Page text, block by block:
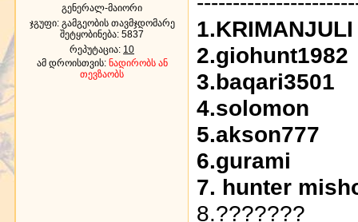
გენერალ-მაიორი
ჯგუფი: გამგეობის თავმჯდომარე
შეტყობინება: 5837
რეპუტაცია: 10
ამ დროისთვის: ნადირობს ან
თევზაობს
1.KRIMANJULI
2.giohunt1982
3.baqari3501
4.solomon
5.akson777
6.gurami
7. hunter
8.???????